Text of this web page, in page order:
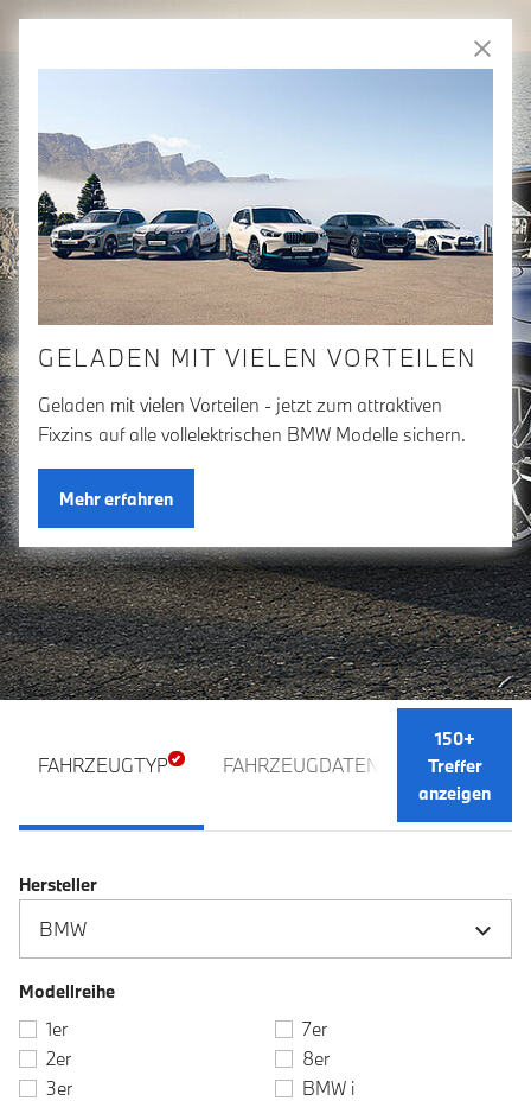
Zum Hauptinhalt springen
Freudeam Fahren
WILLKOMMEN IN DER
BMW GROUP BÖRSE
FAHRZEUGTYP FAHRZEUGDATEN
150+
Treffer
anzeigen
Hersteller
Modellreihe
1er
2er
3er
7er
8er
BMW i
GELADEN MIT VIELEN VORTEILEN
Geladen mit vielen Vorteilen - jetzt zum attraktiven
Fixzins auf alle vollelektrischen BMW Modelle sichern.
Mehr erfahren